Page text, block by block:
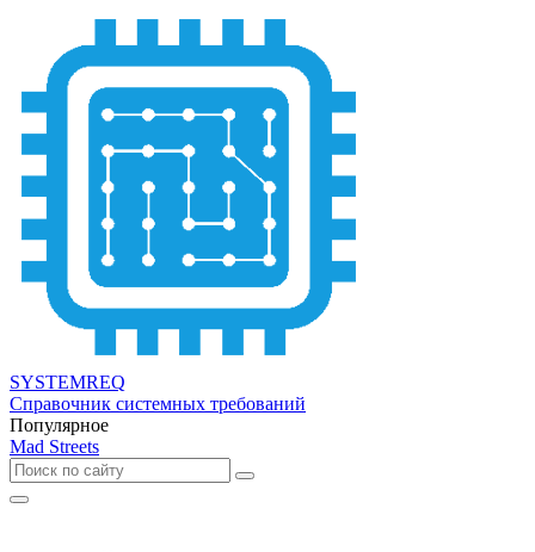
SYSTEMREQ
Справочник системных требований
Популярное
Mad Streets